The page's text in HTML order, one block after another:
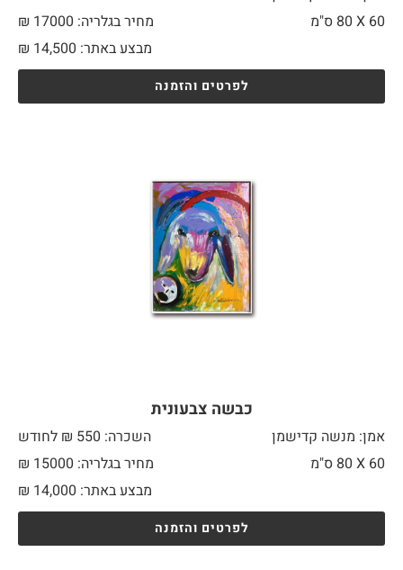
60 X
מחיר בגלריה: 17000 ₪
מבצע באתר:
₪ 14,500
לפרטים והזמנה
כבשה צבעונית
אמן: מנשה קדישמן
השכרה: 550 ₪ לחודש
60 X
מחיר בגלריה: 15000 ₪
מבצע באתר:
₪ 14,000
לפרטים והזמנה